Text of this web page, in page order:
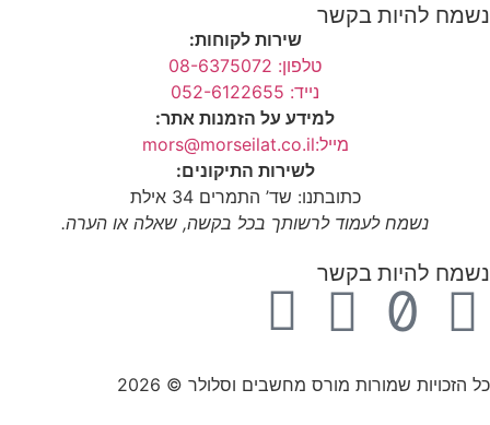
נשמח להיות בקשר
שירות לקוחות:
טלפון: 08-6375072
נייד: 052-6122655
למידע על הזמנות אתר:
מייל:mors@morseilat.co.il
לשירות התיקונים:
כתובתנו: שד’ התמרים 34 אילת
נשמח לעמוד לרשותך בכל בקשה, שאלה או הערה.
נשמח להיות בקשר
כל הזכויות שמורות מורס מחשבים וסלולר © 2026